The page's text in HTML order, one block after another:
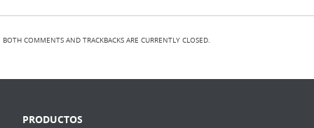
BOTH COMMENTS AND TRACKBACKS ARE CURRENTLY CLOSED.
PRODUCTOS